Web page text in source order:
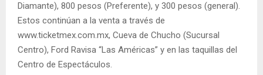
Diamante), 800 pesos (Preferente), y 300 pesos (general).
Estos continúan a la venta a través de
www.ticketmex.com.mx, Cueva de Chucho (Sucursal
Centro), Ford Ravisa “Las Américas” y en las taquillas del
Centro de Espectáculos.